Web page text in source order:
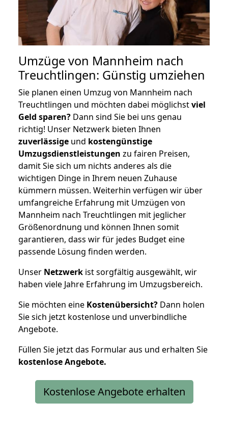
Umzüge von Mannheim nach
Treuchtlingen: Günstig umziehen
Sie planen einen Umzug von Mannheim nach
Treuchtlingen und möchten dabei möglichstviel
Geld sparen? Dann sind Sie bei uns genau
richtig! Unser Netzwerk bieten Ihnen
zuverlässige und kostengünstige
Umzugsdienstleistungen zu fairen Preisen,
damit Sie sich um nichts anderes als die
wichtigen Dinge in Ihrem neuen Zuhause
kümmern müssen. Weiterhin verfügen wir über
umfangreiche Erfahrung mit Umzügen von
Mannheim nach Treuchtlingen mit jeglicher
Größenordnung und können Ihnen somit
garantieren, dass wir für jedes Budget eine
passende Lösung finden werden.
Unser Netzwerk ist sorgfältig ausgewählt, wir
haben viele Jahre Erfahrung im Umzugsbereich.
Sie möchten eine Kostenübersicht? Dann holen
Sie sich jetzt kostenlose und unverbindliche
Angebote.
Füllen Sie jetzt das Formular aus und erhalten Sie
kostenloseAngebote.
Kostenlose Angebote erhalten